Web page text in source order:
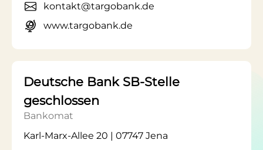
kontakt@targobank.de
www.targobank.de
Deutsche Bank SB-Stelle
geschlossen
Bankomat
Karl-Marx-Allee 20 | 07747 Jena